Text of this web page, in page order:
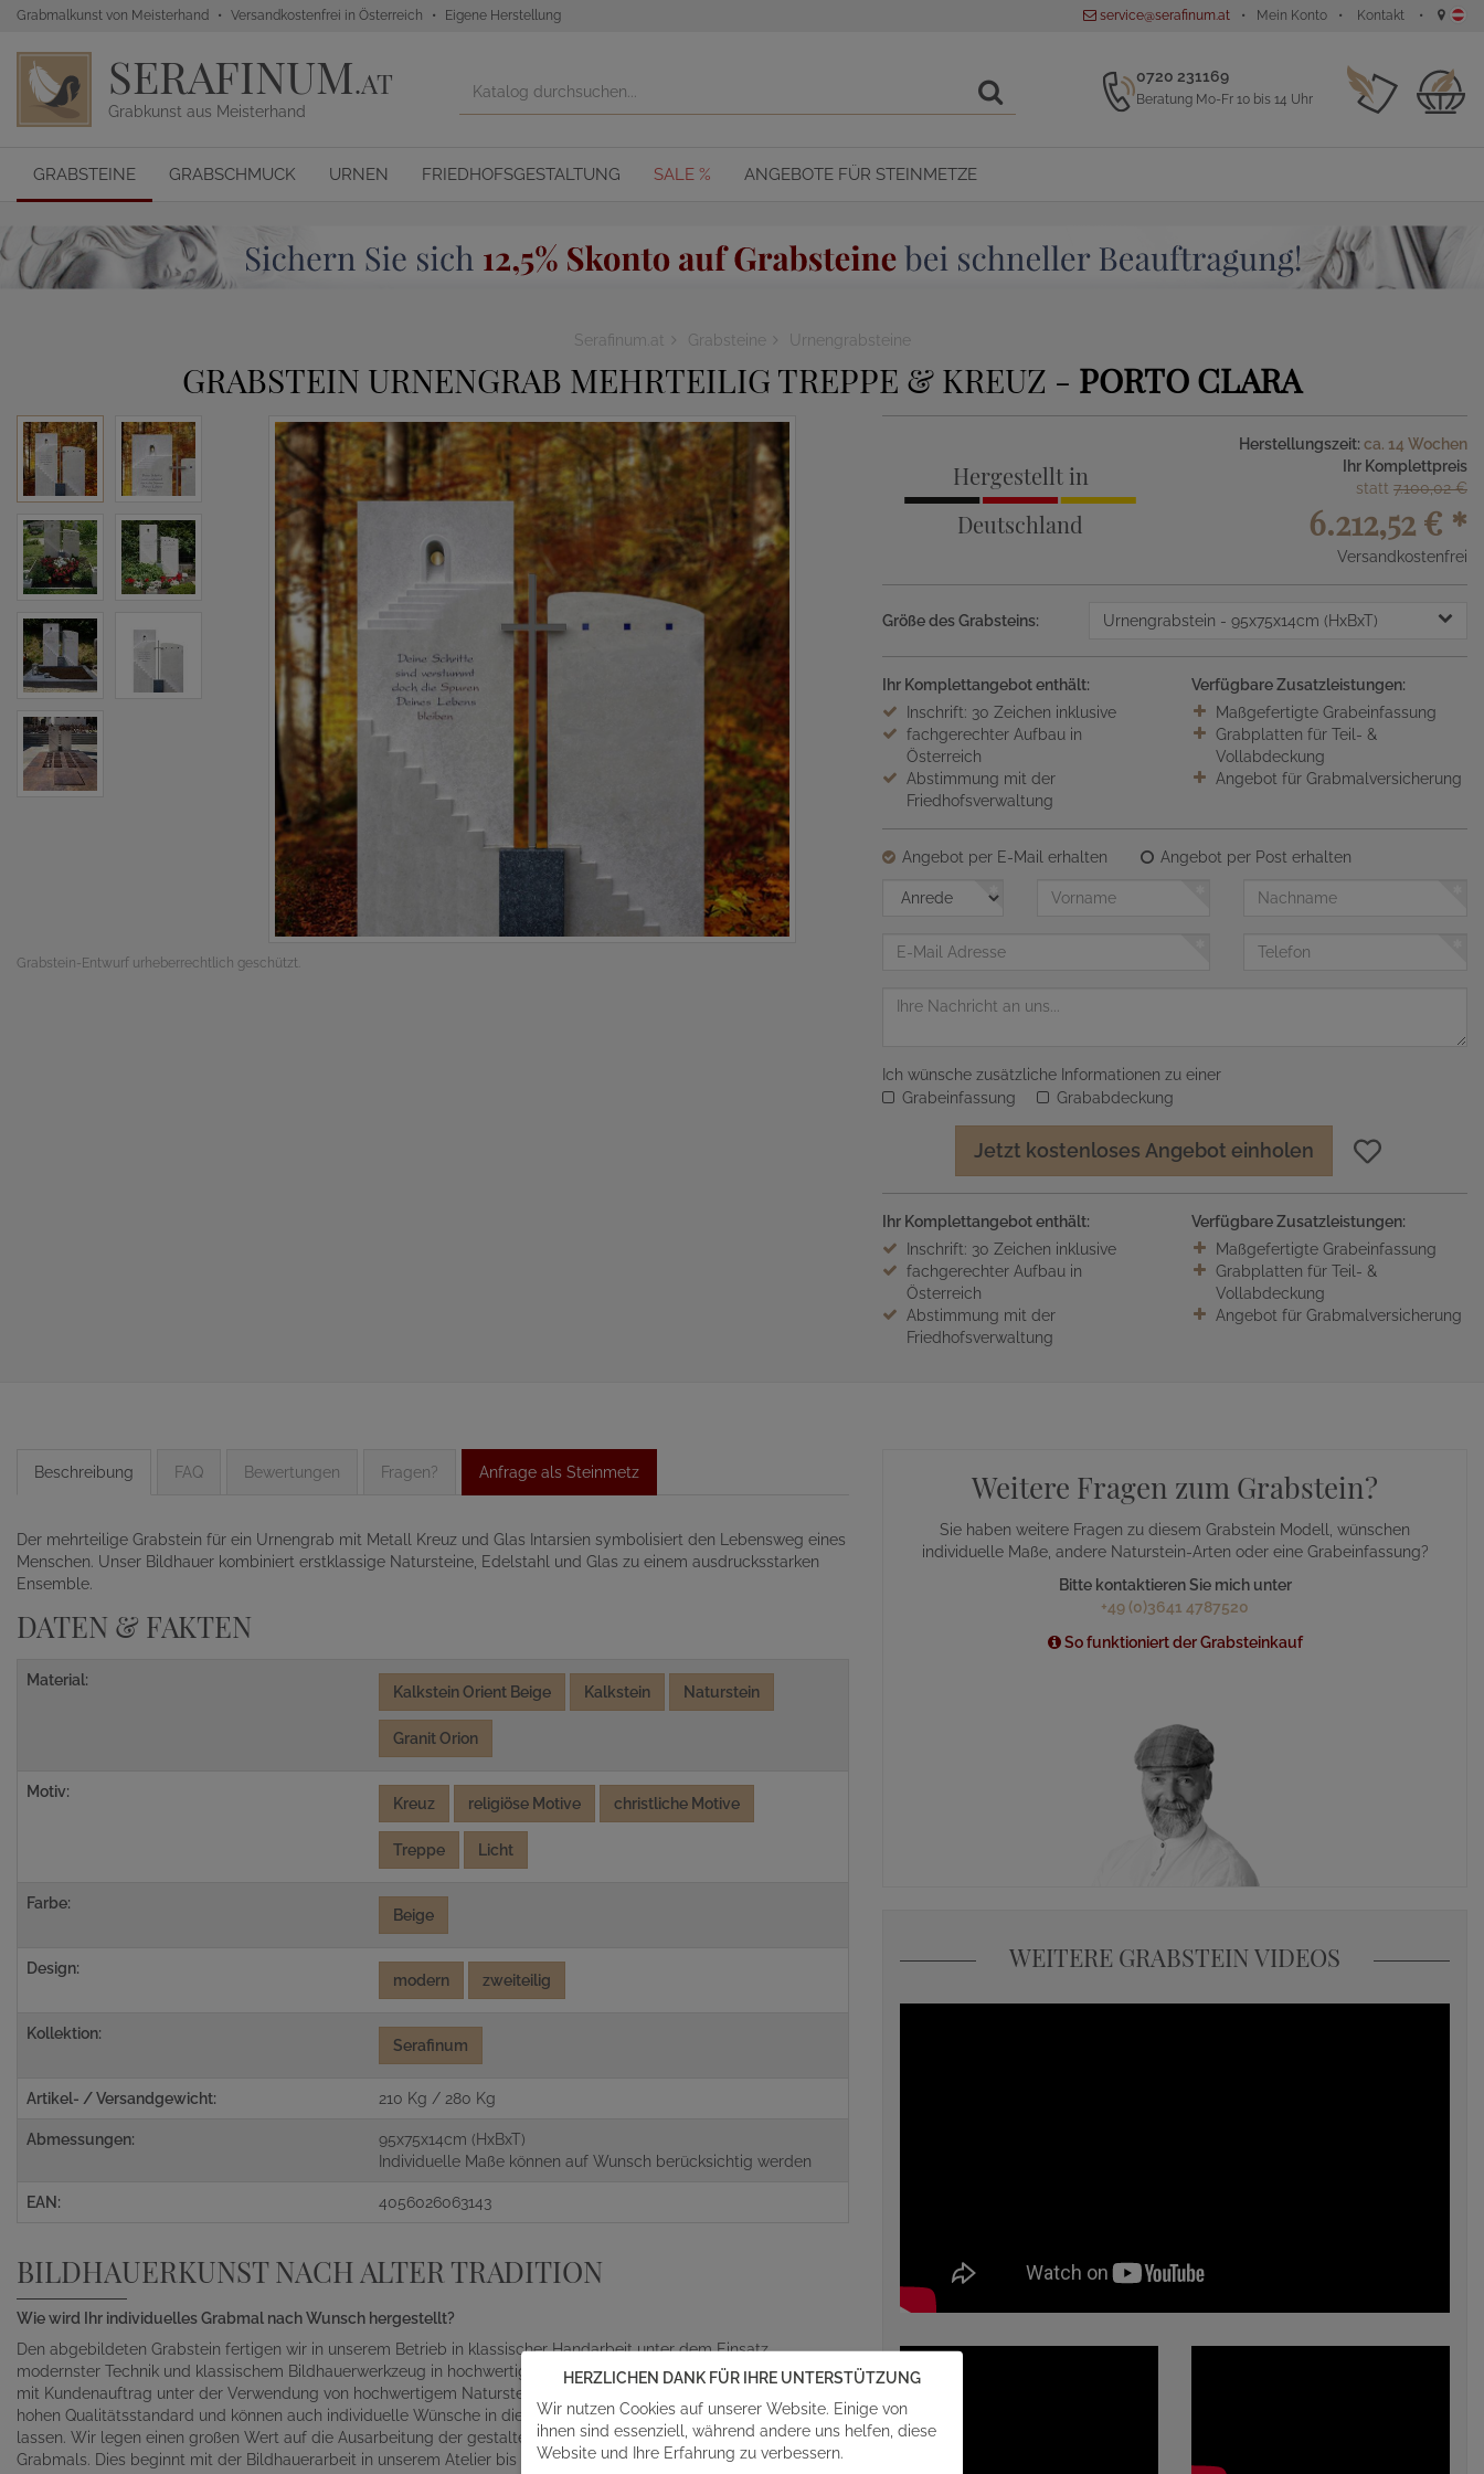
Grabmalkunst von Meisterhand Versandkostenfrei in Österreich Eigene Herstellung service@serafinum.at Mein Konto Kontakt
SERAFINUM.AT
Grabkunst aus Meisterhand
0720 231169
Beratung Mo-Fr 10 bis 14 Uhr
GRABSTEINE GRABSCHMUCK URNEN FRIEDHOFSGESTALTUNG SALE % ANGEBOTE FÜR STEINMETZE
Serafinum.at Grabsteine Urnengrabsteine
GRABSTEIN URNENGRAB MEHRTEILIG TREPPE & KREUZ - PORTO CLARA
Grabstein-Entwurf urheberrechtlich geschützt.
Hergestellt in
Deutschland
Herstellungszeit: ca. 14 Wochen
Ihr Komplettpreis
statt 7.100,02 €
6.212,52 € *
Versandkostenfrei
Größe des Grabsteins: Urnengrabstein - 95x75x14cm (HxBxT)
Ihr Komplettangebot enthält:
Inschrift: 30 Zeichen inklusive
fachgerechter Aufbau in
Österreich
Abstimmung mit der
Friedhofsverwaltung
Verfügbare Zusatzleistungen:
Maßgefertigte Grabeinfassung
Grabplatten für Teil- &
Vollabdeckung
Angebot für Grabmalversicherung
Angebot per E-Mail erhalten
Angebot per Post erhalten
Anrede
Vorname Nachname
Telefon
Nachricht
Ich wünsche zusätzliche Informationen zu einer
Grabeinfassung
Grababdeckung
Jetzt kostenloses Angebot einholen
Ihr Komplettangebot enthält:
Inschrift: 30 Zeichen inklusive
fachgerechter Aufbau in
Österreich
Abstimmung mit der
Friedhofsverwaltung
Verfügbare Zusatzleistungen:
Maßgefertigte Grabeinfassung
Grabplatten für Teil- &
Vollabdeckung
Angebot für Grabmalversicherung
Beschreibung FAQ Bewertungen Fragen? Anfrage als Steinmetz
Der mehrteilige Grabstein für ein Urnengrab mit Metall Kreuz und Glas Intarsien symbolisiert den Lebensweg eines
Menschen. Unser Bildhauer kombiniert erstklassige Natursteine, Edelstahl und Glas zu einem ausdrucksstarken
Ensemble.
DATEN & FAKTEN
Material:
Kalkstein Orient Beige Kalkstein Naturstein
Granit Orion
Motiv:
Kreuz religiöse Motive christliche Motive
Treppe Licht
Farbe:
Beige
Design:
modern zweiteilig
Kollektion:
Serafinum
Artikel- / Versandgewicht: 210 Kg / 280 Kg
Abmessungen:
95x75x14cm (HxBxT)
Individuelle Maße können auf Wunsch berücksichtig werden
EAN: 4056026063143
BILDHAUERKUNST NACH ALTER TRADITION
Wie wird Ihr individuelles Grabmal nach Wunsch hergestellt?
Den abgebildeten Grabstein fertigen wir in unserem Betrieb in klassischer Handarbeit unter dem Einsatz
modernster Technik und klassischem Bildhauerwerkzeug in hochwertigen Naturstein. Jedes Denkmal wird für Sie
mit Kundenauftrag unter der Verwendung von hochwertigem Naturstein gefertigt. Somit gewährleisten wir einen
hohen Qualitätsstandard und können auch individuelle Wünsche in die Gestaltung Ihres Grabsteins mit einfließen
lassen. Wir legen einen großen Wert auf die Ausarbeitung der gestalterischen Details und Feinheiten des
Grabmals. Dies beginnt mit der Bildhauerarbeit in unserem Atelier bis zum abschließenden Aufbau auf der
Weitere Fragen zum Grabstein?
Sie haben weitere Fragen zu diesem Grabstein Modell, wünschen
individuelle Maße, andere Naturstein-Arten oder eine Grabeinfassung?
Bitte kontaktieren Sie mich unter
+49 (0)3641 4787520
So funktioniert der Grabsteinkauf
WEITERE GRABSTEIN VIDEOS
HERZLICHEN DANK FÜR IHRE UNTERSTÜTZUNG
Wir nutzen Cookies auf unserer Website. Einige von
ihnen sind essenziell, während andere uns helfen, diese
Website und Ihre Erfahrung zu verbessern.